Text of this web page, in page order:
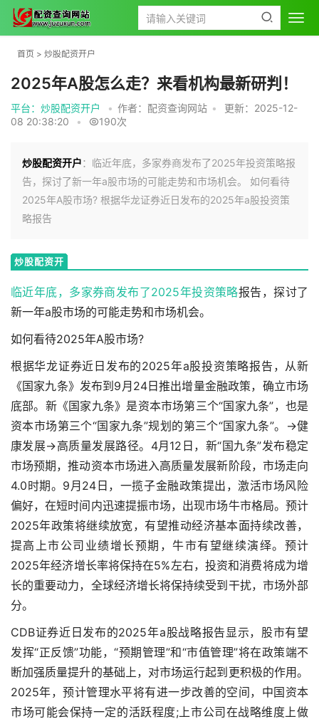
首页 > 炒股配资开户
2025年A股怎么走？来看机构最新研判！
平台：炒股配资开户 • 作者：配资查询网站 •
更新：2025-12-
08 20:38:20
• 190次
炒股配资开户：临近年底，多家券商发布了2025年投资策略报
告，探讨了新一年a股市场的可能走势和市场机会。 如何看待
2025年A股市场? 根据华龙证券近日发布的2025年a股投资策
略报告
炒股配资开
临近年底，多家券商发布了2025年投资策略报告，探讨了
新一年a股市场的可能走势和市场机会。
如何看待2025年A股市场?
根据华龙证券近日发布的2025年a股投资策略报告，从新
《国家九条》发布到9月24日推出增量金融政策，确立市场
底部。新《国家九条》是资本市场第三个“国家九条”，也是
资本市场第三个“国家九条”规划的第三个“国家九条”。→健
康发展→高质量发展路径。4月12日，新“国九条”发布稳定
市场预期，推动资本市场进入高质量发展新阶段，市场走向
4.0时期。9月24日，一揽子金融政策提出，激活市场风险
偏好，在短时间内迅速提振市场，出现市场牛市格局。预计
2025年政策将继续放宽，有望推动经济基本面持续改善，
提高上市公司业绩增长预期，牛市有望继续演绎。预计
2025年经济增长率将保持在5%左右，投资和消费将成为增
长的重要动力，全球经济增长将保持续受到干扰，市场外部
分。
CDB证券近日发布的2025年a股战略报告显示，股市有望
发挥“正反馈”功能，“预期管理”和“市值管理”将在政策端不
断加强质量提升的基础上，对市场运行起到更积极的作用。
2025年，预计管理水平将有进一步改善的空间，中国资本
市场可能会保持一定的活跃程度;上市公司在战略维度上做